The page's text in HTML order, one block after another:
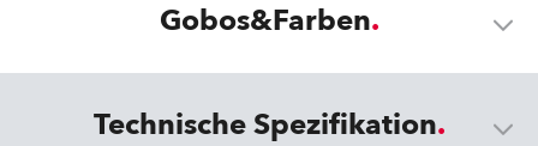
Gobos&Farben
Technische Spezifikation